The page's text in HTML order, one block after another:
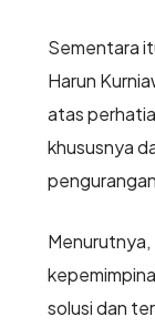
Sementara
Harun
atas
khususnya
solusi dan